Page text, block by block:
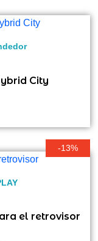
City
-13%
el retrovisor